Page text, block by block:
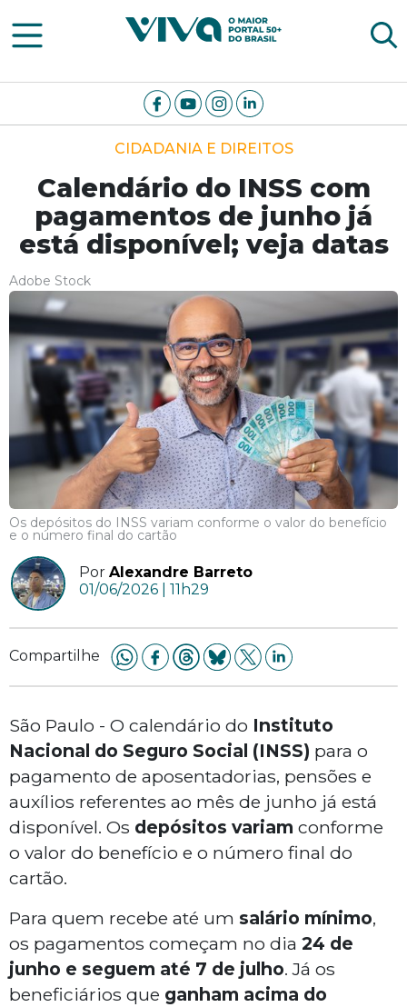
Viva Notícias
CIDADANIA E DIREITOS
Calendário do INSS com
pagamentos de junho já
está disponível; veja datas
Adobe Stock
Os depósitos do INSS variam conforme o valor do benefício
e o número final do cartão
Por Alexandre Barreto
01/06/2026 | 11h29
Compartilhe
São Paulo - O calendário do Instituto
Nacional do Seguro Social (INSS) para o
pagamento de aposentadorias, pensões e
auxílios referentes ao mês de junho já está
disponível. Os depósitos variam conforme
o valor do benefício e o número final do
cartão.
Para quem recebe até um salário mínimo,
os pagamentos começam no dia 24 de
junho e seguem até 7 de julho. Já os
beneficiários que ganham acima do